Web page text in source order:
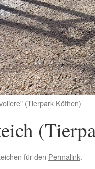
(Tierpark Köthen)
für den Permalink.